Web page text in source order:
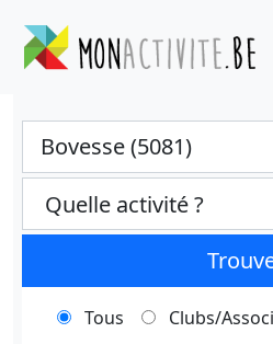
Tous Clubs/